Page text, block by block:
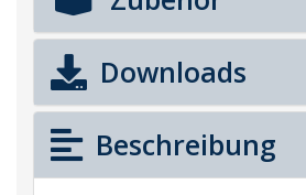
Downloads
Beschreibung